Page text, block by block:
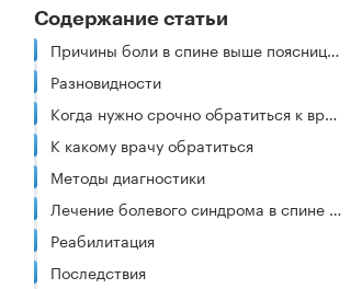
Содержание статьи
Причины боли в спине выше поясницы по бокам
Разновидности
Когда нужно срочно обратиться к врачу
К какому врачу обратиться
Методы диагностики
Лечение болевого синдрома в спине над поясницей
Реабилитация
Последствия